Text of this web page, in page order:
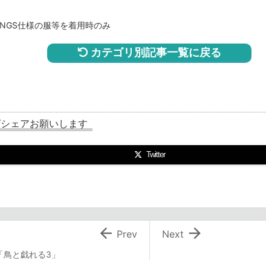
仕様の服等を着用時のみ
カテゴリ別記事一覧に戻る
ェアお願いします
Twitter

Next
と戯れる3」
 Prev